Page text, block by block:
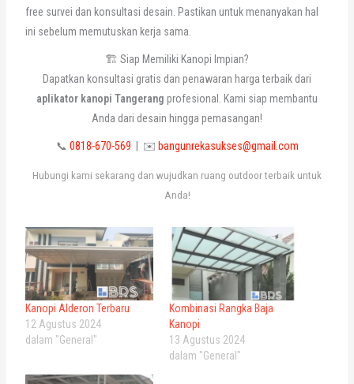
free survei dan konsultasi desain. Pastikan untuk menanyakan hal
ini sebelum memutuskan kerja sama.
🏗️ Siap Memiliki Kanopi Impian?
Dapatkan konsultasi gratis dan penawaran harga terbaik dari
aplikator kanopi Tangerang profesional. Kami siap membantu
Anda dari desain hingga pemasangan!
📞 0818-670-569 | ✉️ bangunrekasukses@gmail.com
Hubungi kami sekarang dan wujudkan ruang outdoor terbaik untuk
Anda!
Kanopi Alderon Terbaru
12 Agustus 2024
dalam "General"
Kombinasi Rangka Baja
Kanopi
13 Agustus 2024
dalam "General"